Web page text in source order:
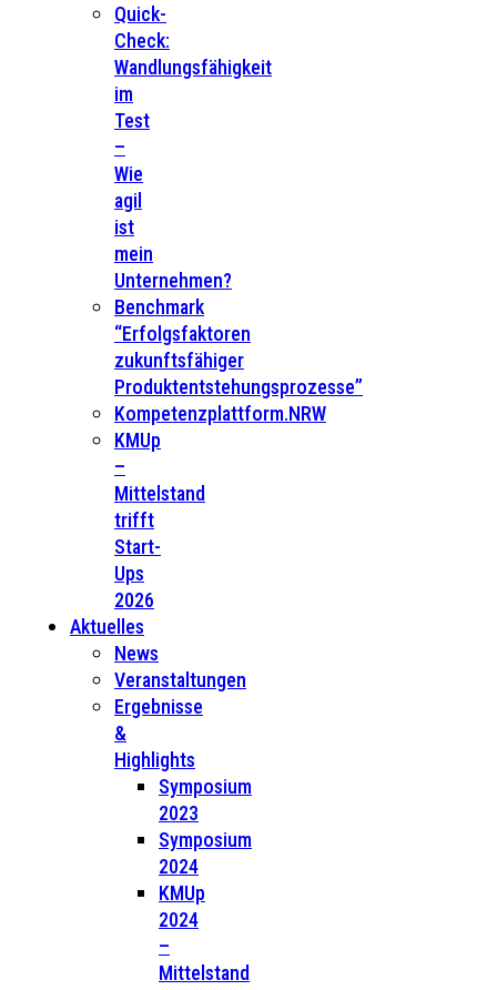
Quick-
Check:
Wandlungsfähigkeit
im
Test
–
Wie
agil
ist
mein
Unternehmen?
Benchmark
“Erfolgsfaktoren
zukunftsfähiger
Produktentstehungsprozesse”
Kompetenzplattform.NRW
KMUp
–
Mittelstand
trifft
Start-
Ups
2026
Aktuelles
News
Veranstaltungen
Ergebnisse
&
Highlights
Symposium
2023
Symposium
2024
KMUp
2024
–
Mittelstand